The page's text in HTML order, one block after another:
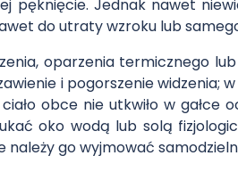
pęknięcie. Jednak nawet
do utraty wzroku lub
oparzenia termicznego
i pogorszenie
obce nie utkwiło w gałce
oko wodą lub solą
należy go wyjmować